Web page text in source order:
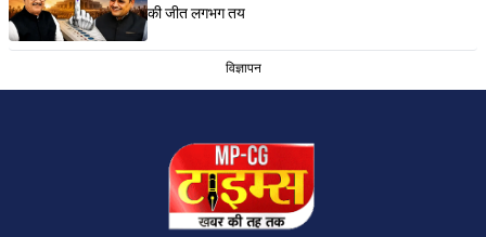
की जीत लगभग तय
विज्ञापन